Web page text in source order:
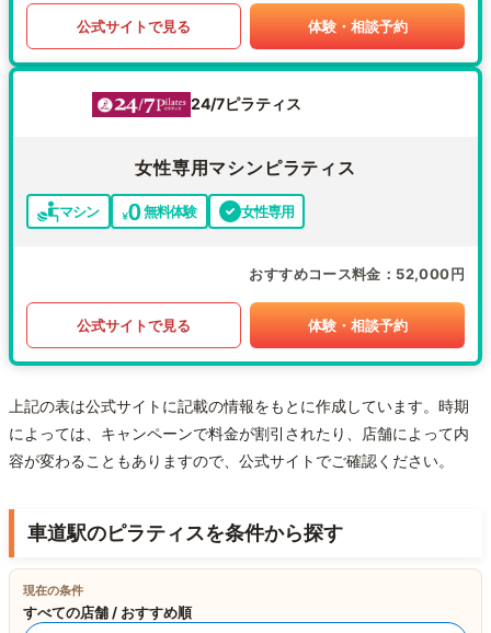
公式サイトで見る 体験・相談予約
24/7ピラティス
女性専用マシンピラティス
マシン 無料体験 女性専用
おすすめコース料金 52,000円
公式サイトで見る 体験・相談予約
上記の表は公式サイトに記載の情報をもとに作成しています。時期
によっては、キャンペーンで料金が割引されたり、店舗によって内
容が変わることもありますので、公式サイトでご確認ください。
車道駅のピラティスを条件から探す
現在の条件
すべての店舗 / おすすめ順